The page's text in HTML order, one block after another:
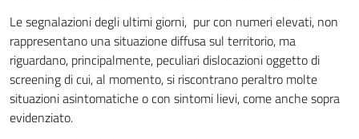
Le segnalazioni degli ultimi giorni, pur con numeri elevati, non
rappresentano una situazione diffusa sul territorio, ma
riguardano, principalmente, peculiari dislocazioni oggetto di
screening di cui, al momento, si riscontrano peraltro molte
situazioni asintomatiche o con sintomi lievi, come anche sopra
evidenziato.